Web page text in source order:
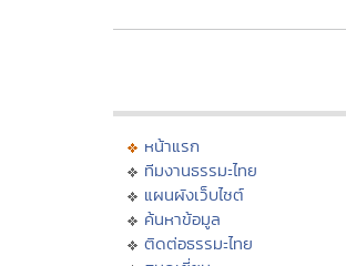
หน้าแรก
ทีมงานธรรมะไทย
แผนผังเว็บไซต์
ค้นหาข้อมูล
ติดต่อธรรมะไทย